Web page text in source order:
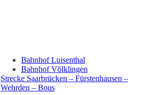
Bahnhof Luisenthal
Bahnhof Völklingen
Strecke Saarbrücken – Fürstenhausen –
Wehrden – Bous